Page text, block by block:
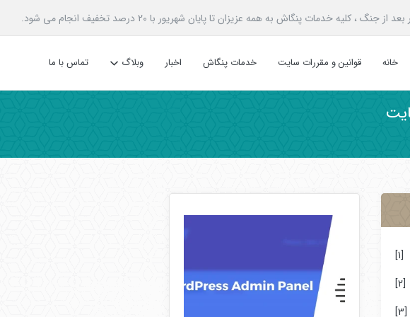
کلیه خدمات پنگاش به همه عزیزان تا پایان شهریور با 20 درصد تخفیف انجام می شود.
خانه قوانین و مقررات سایت خدمات پنگاش اخبار وبلاگ تماس با ما
[1]
[2]
[3]